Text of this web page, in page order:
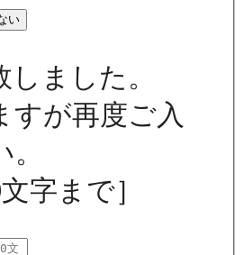
い
ました。
すが再度ご入
字まで］